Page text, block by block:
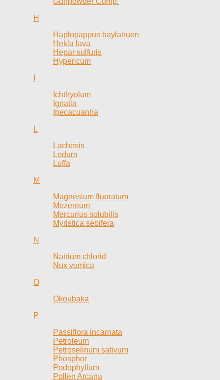
H
Haplopappus baylahuen
Hekla lava
Hepar sulfuris
Hypericum
Ichthyolum
Ignatia
Ipecacuanha
L
Lachesis
Ledum
Luffa
M
Magnesium fluoratum
Mezereum
Mercurius solubilis
Myristica sebifera
N
Natrium chlorid
Nux vomica
O
Okoubaka
P
Passiflora incarnata
Petroleum
Petroselinum sativum
Phosphor
Podophyllum
Pollen Arcana